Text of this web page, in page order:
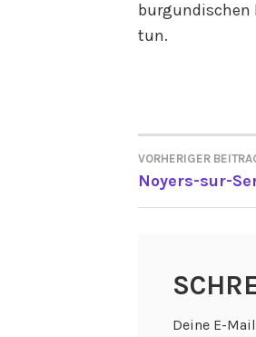
tun.
VORHERIGER
Noyers-sur-
Deine E-